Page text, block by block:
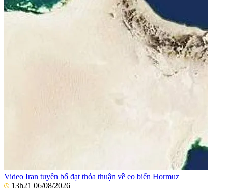
Video Iran tuyên bố đạt thỏa thuận về eo biển Hormuz
13h21 06/08/2026